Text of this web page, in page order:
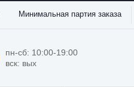
Минимальная партия заказа
пн-сб: 10:00-19:00
вск: вых